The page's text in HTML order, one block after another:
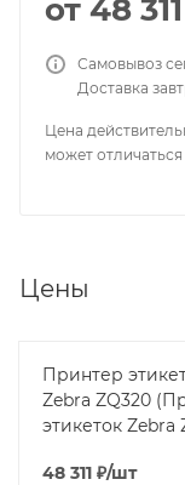
от 48
Самовывоз
Доставка
Цена
может
Цены
Принтер
Zebra ZQ320
этикеток Zebra
48 311 ₽/шт